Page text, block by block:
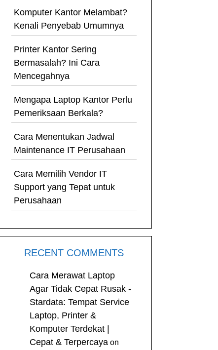
Komputer Kantor Melambat?
Kenali Penyebab Umumnya
Printer Kantor Sering
Bermasalah? Ini Cara
Mencegahnya
Mengapa Laptop Kantor Perlu
Pemeriksaan Berkala?
Cara Menentukan Jadwal
Maintenance IT Perusahaan
Cara Memilih Vendor IT
Support yang Tepat untuk
Perusahaan
RECENT COMMENTS
Cara Merawat Laptop
Agar Tidak Cepat Rusak -
Stardata: Tempat Service
Laptop, Printer &
Komputer Terdekat |
Cepat & Terpercaya on